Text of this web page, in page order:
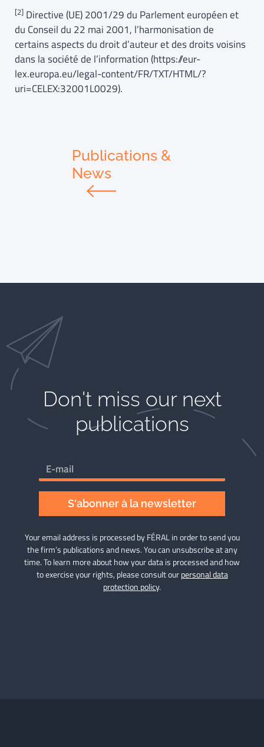
[2] Directive (UE) 2001/29 du Parlement européen et
du Conseil du 22 mai 2001, l’harmonisation de
certains aspects du droit d’auteur et des droits voisins
dans la société de l’information (https://eur-
lex.europa.eu/legal-content/FR/TXT/HTML/?
uri=CELEX:32001L0029).
Publications &
News
Don't miss our next
publications​
S'abonner à la newsletter
Your email address is processed by FÉRAL in order to send you
the firm’s publications and news. You can unsubscribe at any
time. To learn more about how your data is processed and how
to exercise your rights, please consult ourpersonal data
protection policy.